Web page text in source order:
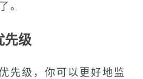
。
先级
先级，你可以更好地监